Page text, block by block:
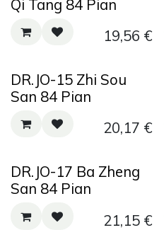
Qi Tang 84 Pian
19,56 €
DR.JO-15 Zhi Sou
San 84 Pian
20,17 €
DR.JO-17 Ba Zheng
San 84 Pian
21,15€